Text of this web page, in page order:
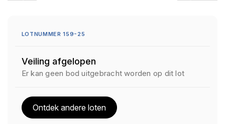
LOTNUMMER 159-25
Veiling afgelopen
Er kan geen bod uitgebracht worden op dit lot
Ontdek andere loten